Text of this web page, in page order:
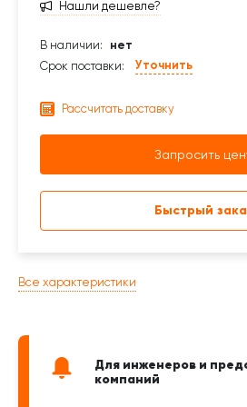
Все характеристики
Для инженеров и
компаний
Нашли дешевле?
В наличии:
нет
Срок поставки:
Уточнить
Рассчитать доставку
Запросить
Быстрый